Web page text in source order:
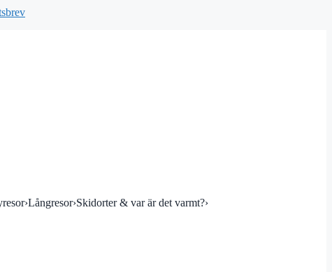
›Långresor›Skidorter & var är det varmt?›